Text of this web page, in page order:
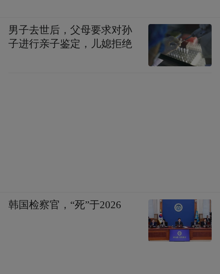
男子去世后，父母要求对孙
子进行亲子鉴定，儿媳拒绝
韩国检察官，“死”于2026